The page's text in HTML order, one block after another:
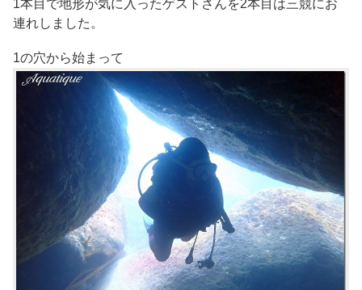
1本目で地形が気に入ったゲストさんを2本目は三競にお
連れしました。
1の穴から始まって